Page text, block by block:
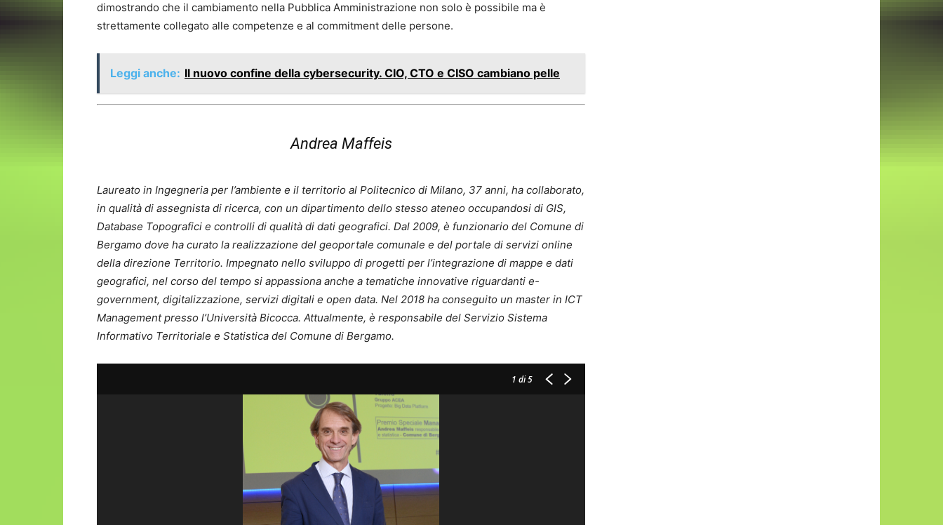
dimostrando che il cambiamento nella Pubblica Amministrazione non solo è possibile ma è
strettamente collegato alle competenze e al commitment delle persone.
Leggi anche: Il nuovo confine della cybersecurity. CIO, CTO e CISO cambiano pelle
Andrea Maffeis
Laureato in Ingegneria per l’ambiente e il territorio al Politecnico di Milano, 37 anni, ha collaborato,
in qualità di assegnista di ricerca, con un dipartimento dello stesso ateneo occupandosi di GIS,
Database Topografici e controlli di qualità di dati geografici. Dal 2009, è funzionario del Comune di
Bergamo dove ha curato la realizzazione del geoportale comunale e del portale di servizi online
della direzione Territorio. Impegnato nello sviluppo di progetti per l’integrazione di mappe e dati
geografici, nel corso del tempo si appassiona anche a tematiche innovative riguardanti e-
government, digitalizzazione, servizi digitali e open data. Nel 2018 ha conseguito un master in ICT
Management presso l’Università Bicocca. Attualmente, è responsabile del Servizio Sistema
Informativo Territoriale e Statistica del Comune di Bergamo.
1 di 5